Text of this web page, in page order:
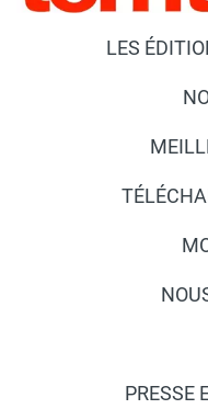
LES
PRESSE